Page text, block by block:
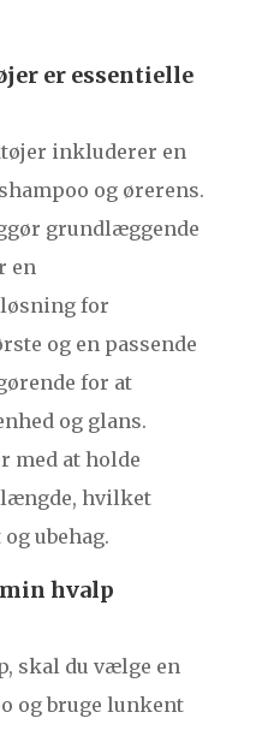
er essentielle
inkluderer en
og ørerens.
grundlæggende
en
for
og en passende
for at
og glans.
med at holde
hvilket
ubehag.
hvalp
skal du vælge en
og bruge lunkent